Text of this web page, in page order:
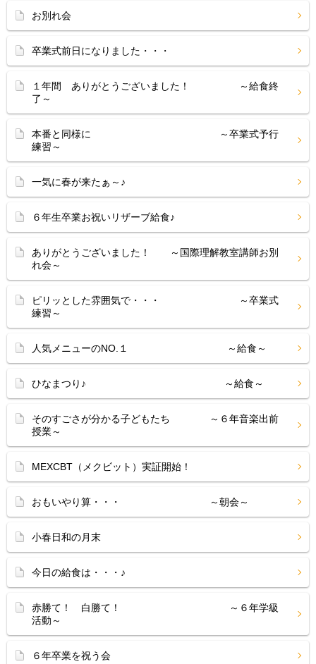
お別れ会
卒業式前日になりました・・・
１年間 ありがとうございました！ ～給食終
了～
本番と同様に ～卒業式予行
練習～
一気に春が来たぁ～♪
６年生卒業お祝いリザーブ給食♪
ありがとうございました！ ～国際理解教室講師お別
れ会～
ピリッとした雰囲気で・・・ ～卒業式
練習～
人気メニューのNO.１ ～給食～
ひなまつり♪ ～給食～
そのすごさが分かる子どもたち ～６年音楽出前
授業～
MEXCBT（メクビット）実証開始！
おもいやり算・・・ ～朝会～
小春日和の月末
今日の給食は・・・♪
赤勝て！ 白勝て！ ～６年学級
活動～
６年卒業を祝う会